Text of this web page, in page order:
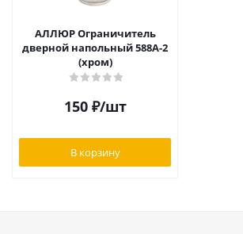
АЛЛЮР Ограничитель
дверной напольный 588A-2
(хром)
150₽/шт
В корзину